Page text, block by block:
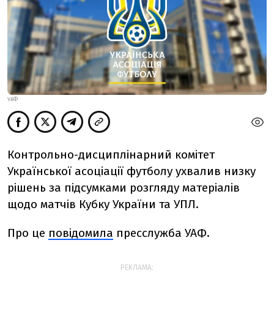
УАФ
Контрольно-дисциплінарний комітет
Української асоціації футболу ухвалив низку
рішень за підсумками розгляду матеріалів
щодо матчів Кубку України та УПЛ.
Про це повідомила пресслужба УАФ.
РЕКЛАМА: